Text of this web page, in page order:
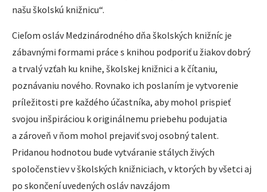
našu školskú knižnicu“.
Cieľom osláv Medzinárodného dňa školských knižníc je
zábavnými formami práce s knihou podporiť u žiakov dobrý
a trvalý vzťah ku knihe, školskej knižnici a k čítaniu,
poznávaniu nového. Rovnako ich poslaním je vytvorenie
príležitosti pre každého účastníka, aby mohol prispieť
svojou inšpiráciou k originálnemu priebehu podujatia
a zároveň v ňom mohol prejaviť svoj osobný talent.
Pridanou hodnotou bude vytváranie stálych živých
spoločenstiev v školských knižniciach, v ktorých by všetci aj
po skončení uvedených osláv navzájom